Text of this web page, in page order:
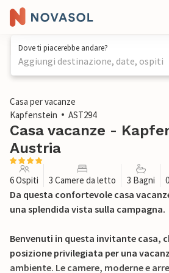
Dove ti piacerebbe andare?
Aggiungi destinazione, date, ospiti
1 / 28
Casa per vacanze
Kapfenstein
AST294
Casa vacanze -
Austria
6 Ospiti 3 Camere da letto 3 Bagni
Da questa confortevole casa
una splendida vista sulla campagna.
Benvenuti in questa invitante casa,
posizione privilegiata per una
ambiente. Le camere, moderne e